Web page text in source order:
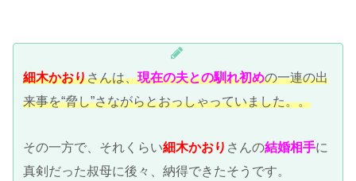
細木かおりさんは、現在の夫との馴れ初めの一連の出
来事を“脅し”さながらとおっしゃっていました。。
その一方で、それくらい細木かおり さんの結婚相手に
真剣だった叔母に後々、納得できたそうです。